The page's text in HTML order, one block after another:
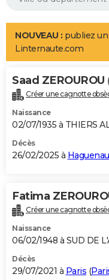
Aménagement intérieur
LIFESTYLE
Art de vivre
Bien-être
Loisirs
Mode
Modes de vie
Alimentation
Guide de la santé
Maladies
Médicaments
Sommeil
VOYAGE
Destinations
City break
Voyage nature
Voyage de noces
Forum
Climat
+PHOTO
GUIDES D'ACHAT
BONS PLANS
Carte de Noël
Carte Bonne année
Carte Saint-Valentin
Carte Pâques
Carte d'anniversaire
DICTIONNAIRE
Dictionnaire
Biographies
Citations
Expressions
Proverbes
PROGRAMME TV
S'inscrire
Se connecter
Lycées
Collèges
Primaires
Universités
Entreprises
Service militaire
Avis de recherche
AVIS DE DÉCÈS
NOUVEAU : publiez un
Linternaute.com
Saad ZEROUROU
Créer une cagnotte
Naissance
02/07/1935 à THIERS
Décès
26/02/2025 à Haguenau
Fatima
Créer une cagnotte
Naissance
06/02/1948 à SUD DE
Décès
29/07/2021 à Paris (